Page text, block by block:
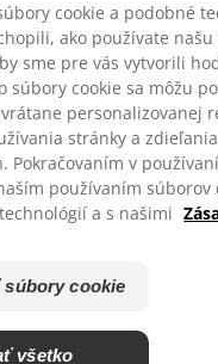
Hill's Pet Nutrition, Inc.
práva vyhradené.
cookie a podobné
ako používate našu
sme pre vás vytvorili
súbory cookie sa môžu
personalizovanej
stránky a
Pokračovaním v
používaním súborov
a s našimi
cookie
všetko